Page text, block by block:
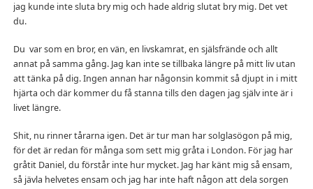
jag kunde inte sluta bry mig och hade aldrig slutat bry mig. Det vet
du.
Du var som en bror, en vän, en livskamrat, en själsfrände och allt
annat på samma gång. Jag kan inte se tillbaka längre på mitt liv utan
att tänka på dig. Ingen annan har någonsin kommit så djupt in i mitt
hjärta och där kommer du få stanna tills den dagen jag själv inte är i
livet längre.
Shit, nu rinner tårarna igen. Det är tur man har solglasögon på mig,
för det är redan för många som sett mig gråta i London. För jag har
gråtit Daniel, du förstår inte hur mycket. Jag har känt mig så ensam,
så jävla helvetes ensam och jag har inte haft någon att dela sorgen